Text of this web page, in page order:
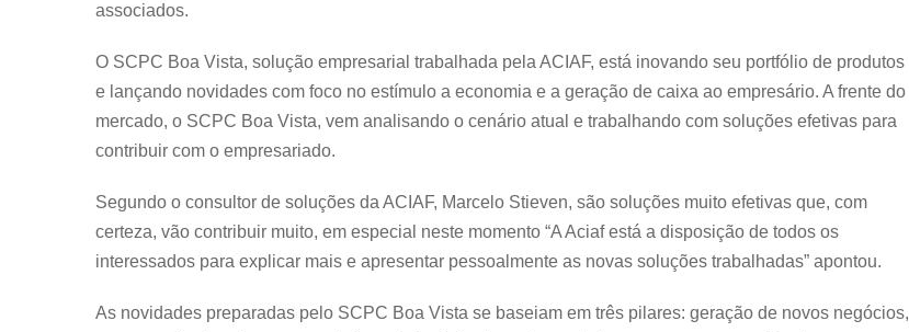
associados.
O SCPC Boa Vista, solução empresarial trabalhada pela ACIAF, está inovando seu portfólio de produtos
e lançando novidades com foco no estímulo a economia e a geração de caixa ao empresário. A frente do
mercado, o SCPC Boa Vista, vem analisando o cenário atual e trabalhando com soluções efetivas para
contribuir com o empresariado.
Segundo o consultor de soluções da ACIAF, Marcelo Stieven, são soluções muito efetivas que, com
certeza, vão contribuir muito, em especial neste momento “A Aciaf está a disposição de todos os
interessados para explicar mais e apresentar pessoalmente as novas soluções trabalhadas” apontou.
As novidades preparadas pelo SCPC Boa Vista se baseiam em três pilares: geração de novos negócios,